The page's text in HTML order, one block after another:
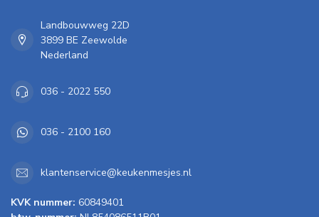
Landbouwweg 22D
3899 BE Zeewolde
Nederland
036 - 2022 550
036 - 2100 160
klantenservice@keukenmesjes.nl
KVK nummer: 60849401